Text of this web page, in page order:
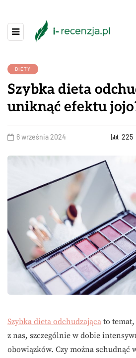
DIETY
Szybka dieta
uniknąć efektu
6 września 2024 225
Szybka dieta odchudzająca to
z nas, szczególnie w dobie
obowiązków. Czy można schudnąć